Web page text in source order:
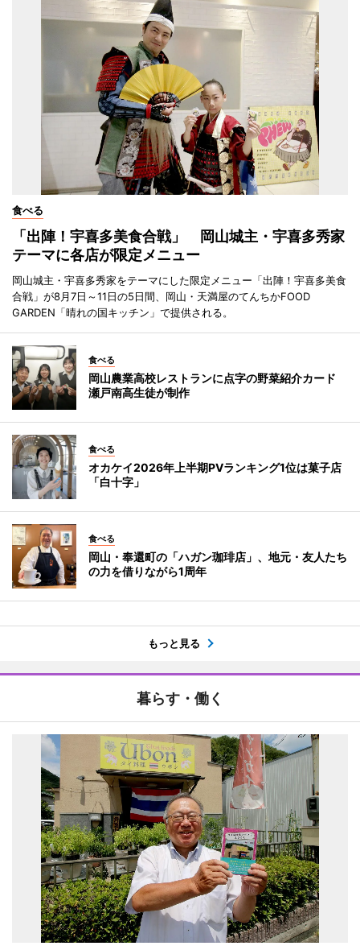
食べる
「出陣！宇喜多美食合戦」 岡山城主・宇喜多秀家
テーマに各店が限定メニュー
岡山城主・宇喜多秀家をテーマにした限定メニュー「出陣！宇喜多美食
合戦」が8月7日～11日の5日間、岡山・天満屋のてんちかFOOD
GARDEN「晴れの国キッチン」で提供される。
食べる
岡山農業高校レストランに点字の野菜紹介カード
瀬戸南高生徒が制作
食べる
オカケイ2026年上半期PVランキング1位は菓子店
「白十字」
食べる
岡山・奉還町の「ハガン珈琲店」、地元・友人たち
の力を借りながら1周年
もっと見る
暮らす・働く